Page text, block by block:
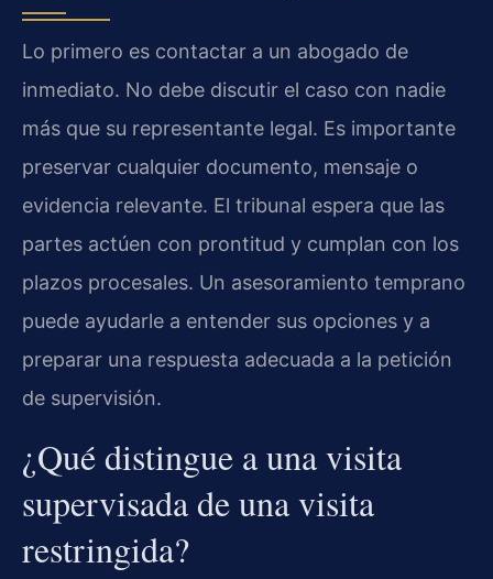
Lo primero es contactar a un abogado de
inmediato. No debe discutir el caso con nadie
más que su representante legal. Es importante
preservar cualquier documento, mensaje o
evidencia relevante. El tribunal espera que las
partes actúen con prontitud y cumplan con los
plazos procesales. Un asesoramiento temprano
puede ayudarle a entender sus opciones y a
preparar una respuesta adecuada a la petición
de supervisión.
¿Qué distingue a una visita
supervisada de una visita
restringida?